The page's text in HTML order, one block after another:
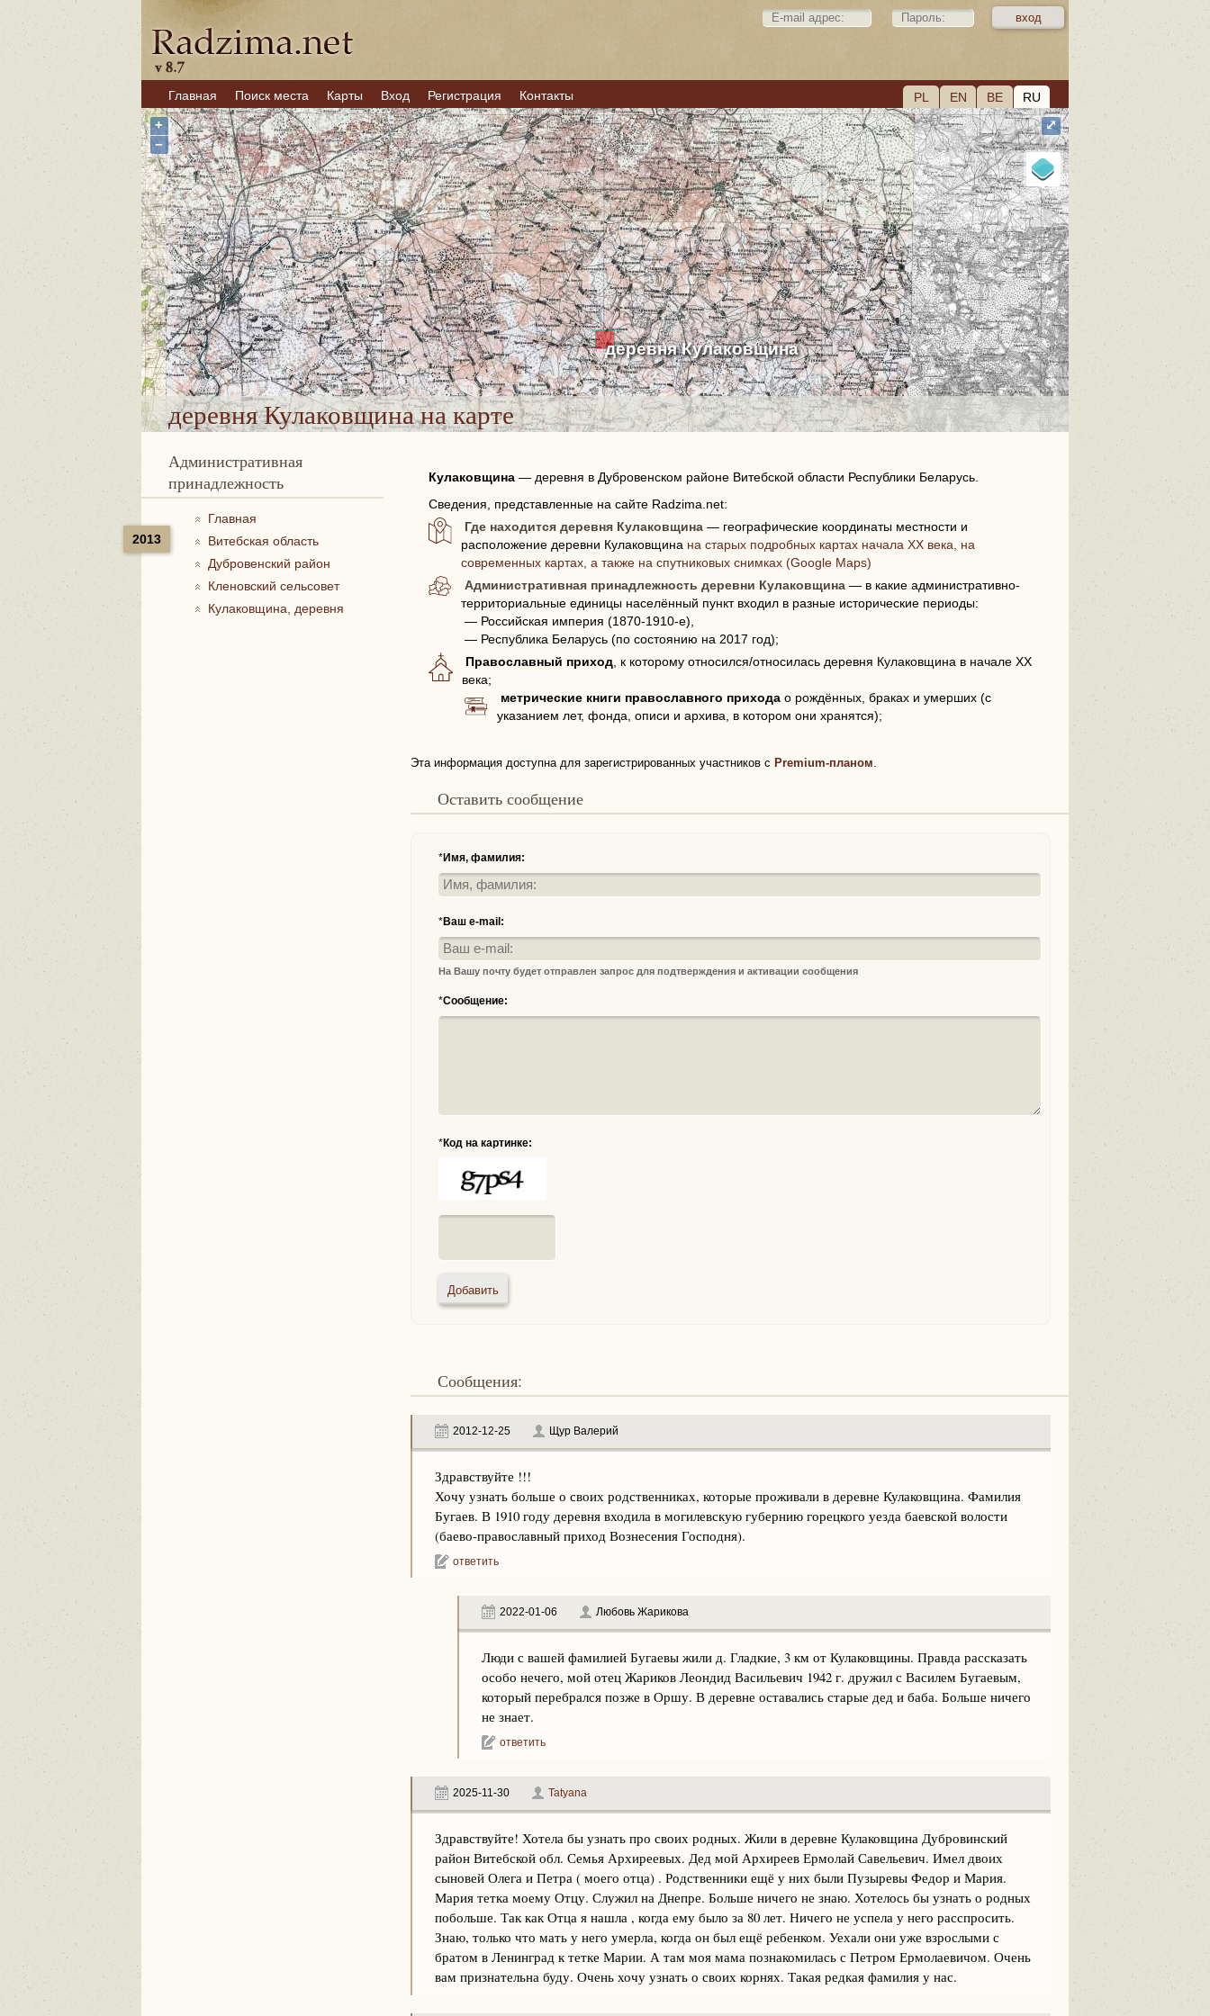
PL EN BE RU
Главная Поиск места Карты Вход Регистрация Контакты
деревня Кулаковщина
+
−
⤢
деревня Кулаковщинана карте
Административная
принадлежность
2013
Главная
Витебская область
Дубровенский район
Кленовский сельсовет
Кулаковщина, деревня
Кулаковщина— деревня в Дубровенском районе Витебской области Республики Беларусь.
Сведения, представленные на сайте Radzima.net:
Где находится деревня Кулаковщина — географические координаты местности и
расположение деревни Кулаковщина на старых подробных картах начала XX века, на
современных картах, а также на спутниковых снимках (Google Maps)
Административная принадлежность деревни Кулаковщина — в какие административно-
территориальные единицы населённый пункт входил в разные исторические периоды:
— Российская империя (1870-1910-е),
— Республика Беларусь (по состоянию на 2017 год);
Православный приход , к которому относился/относилась деревня Кулаковщина в начале XX
века;
метрические книги православного прихода о рождённых, браках и умерших (с
указанием лет, фонда, описи и архива, в котором они хранятся);
Эта информация доступна для зарегистрированных участников с Premium-планом.
Оставить сообщение
*Имя, фамилия:
*Ваш e-mail:
На Вашу почту будет отправлен запрос для подтверждения и активации сообщения
*Сообщение:
*Код на картинке:
Сообщения:
2012-12-25 Щур Валерий
Здравствуйте !!!
Хочу узнать больше о своих родственниках, которые проживали в деревне Кулаковщина. Фамилия
Бугаев. В 1910 году деревня входила в могилевскую губернию горецкого уезда баевской волости
(баево-православный приход Вознесения Господня).
ответить
2022-01-06 Любовь Жарикова
Люди с вашей фамилией Бугаевы жили д. Гладкие, 3 км от Кулаковщины. Правда рассказать
особо нечего, мой отец Жариков Леондид Васильевич 1942 г. дружил с Василем Бугаевым,
который перебрался позже в Оршу. В деревне оставались старые дед и баба. Больше ничего
не знает.
ответить
2025-11-30 Tatyana
Здравствуйте! Хотела бы узнать про своих родных. Жили в деревне Кулаковщина Дубровинский
район Витебской обл. Семья Архиреевых. Дед мой Архиреев Ермолай Савельевич. Имел двоих
сыновей Олега и Петра ( моего отца) . Родственники ещё у них были Пузыревы Федор и Мария.
Мария тетка моему Отцу. Служил на Днепре. Больше ничего не знаю. Хотелось бы узнать о родных
побольше. Так как Отца я нашла , когда ему было за 80 лет. Ничего не успела у него расспросить.
Знаю, только что мать у него умерла, когда он был ещё ребенком. Уехали они уже взрослыми с
братом в Ленинград к тетке Марии. А там моя мама познакомилась с Петром Ермолаевичом. Очень
вам признательна буду. Очень хочу узнать о своих корнях. Такая редкая фамилия у нас.